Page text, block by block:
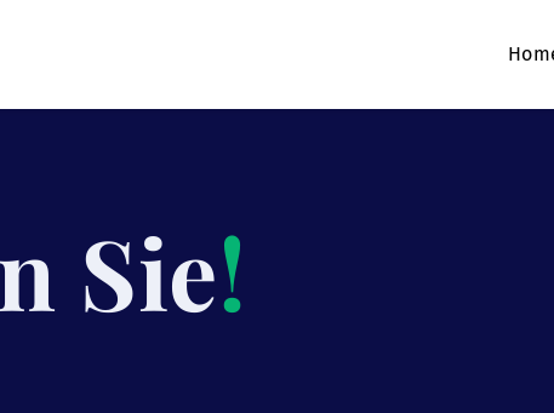
Sie!